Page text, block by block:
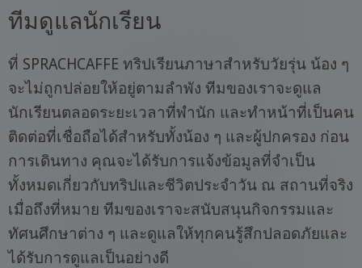
ทีมดูแลนักเรียน
ที่ SPRACHCAFFE ทริปเรียนภาษาสำหรับวัยรุ่น น้อง ๆ
จะไม่ถูกปล่อยให้อยู่ตามลำพัง ทีมของเราจะดูแล
นักเรียนตลอดระยะเวลาที่พำนัก และทำหน้าที่เป็นคน
ติดต่อที่เชื่อถือได้สำหรับทั้งน้อง ๆ และผู้ปกครอง ก่อน
การเดินทาง คุณจะได้รับการแจ้งข้อมูลที่จำเป็น
ทั้งหมดเกี่ยวกับทริปและชีวิตประจำวัน ณ สถานที่จริง
เมื่อถึงที่หมาย ทีมของเราจะสนับสนุนกิจกรรมและ
ทัศนศึกษาต่าง ๆ และดูแลให้ทุกคนรู้สึกปลอดภัยและ
ได้รับการดูแลเป็นอย่างดี